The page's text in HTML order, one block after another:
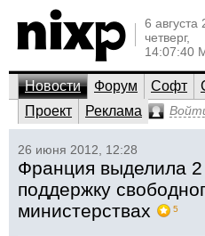
6 августа
четверг,
14:07:40
Новости Форум Софт
Проект
Реклама
26 июня 2012, 12:28
Франция выделила
поддержку
министерствах
5